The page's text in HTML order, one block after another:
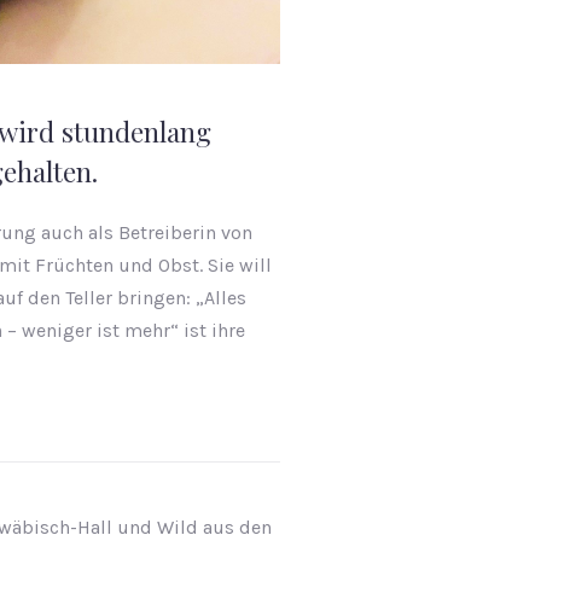
stundenlang
auch als Betreiberin von
Früchten und Obst. Sie will
den Teller bringen: „Alles
weniger ist mehr“ ist ihre
Hall und Wild aus den